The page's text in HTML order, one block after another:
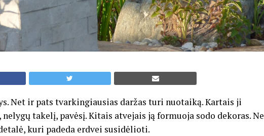
Net ir pats tvarkingiausias daržas turi nuotaiką. Kartais ji
nelygų takelį, pavėsį. Kitais atvejais ją formuoja sodo dekoras. Ne
kuri padeda erdvei susidėlioti.